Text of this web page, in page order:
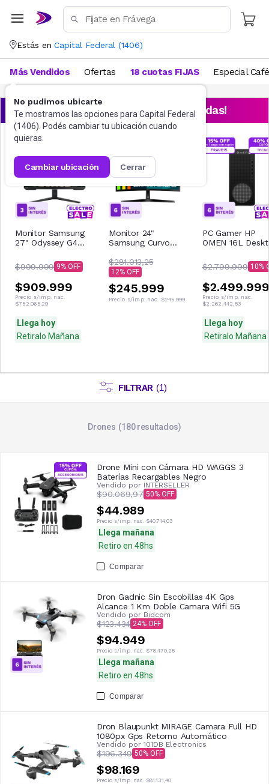
Estás en Capital Federal (1406)
No pudimos ubicarte
Te mostramos las opciones para Capital Federal
(1406). Podés cambiar tu ubicación cuando
quieras.
cambiar ubicación cerrar
Más Vendidos Ofertas 18 cuotas FIJAS Especial Café
¡Aprovechá las ofertas destacadas!
Monitor Samsung
27" Odyssey G4
LS27BG400ELXZB
$999.999 9
$909.999
Precio s/imp. nac.
$752.065,29
Llega hoy
Retiralo Mañana
Monitor 24"
Samsung Curvo
$281.013,25
12
$245.999
Precio s/imp. nac. $245.999
PC Gamer HP
OMEN 16L
512GB TG03-
$2.799.999 10
$2.499.999
Precio s/imp. nac.
$2.262.442,53
Llega hoy
Retiralo Mañana
FILTRAR (1)
Drones 180resultados
Drone Mini con Cámara HD WAGGS 3
Baterías Recargables Negro
Vendido por INTERSELLER
$90.069,97 50
$44.989
Precio s/imp. nac. $40.714,03
Llega mañana
Retiro en 48hs
Comparar
Dron Gadnic Sin Escobillas 4K Gps
Alcance 1 Km Doble Camara Wifi 5G
Vendido por Bidcom
$123.434 24
$94.949
Precio s/imp. nac. $78.470,25
Llega mañana
Retiro en 48hs
Comparar
Dron Blaupunkt MIRAGE Camara Full HD
1080px Gps Retorno Automático
Vendido por 101DB Electronics
$196.349 50
$98.169
Precio s/imp. nac. $81.131,40